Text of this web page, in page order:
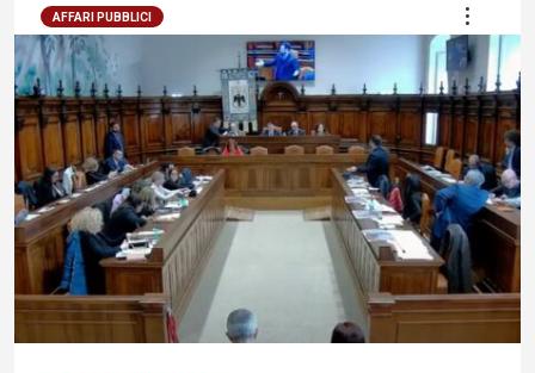
AFFARI PUBBLICI